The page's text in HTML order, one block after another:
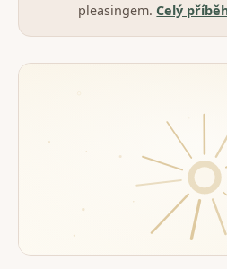
pleasingem.Celý